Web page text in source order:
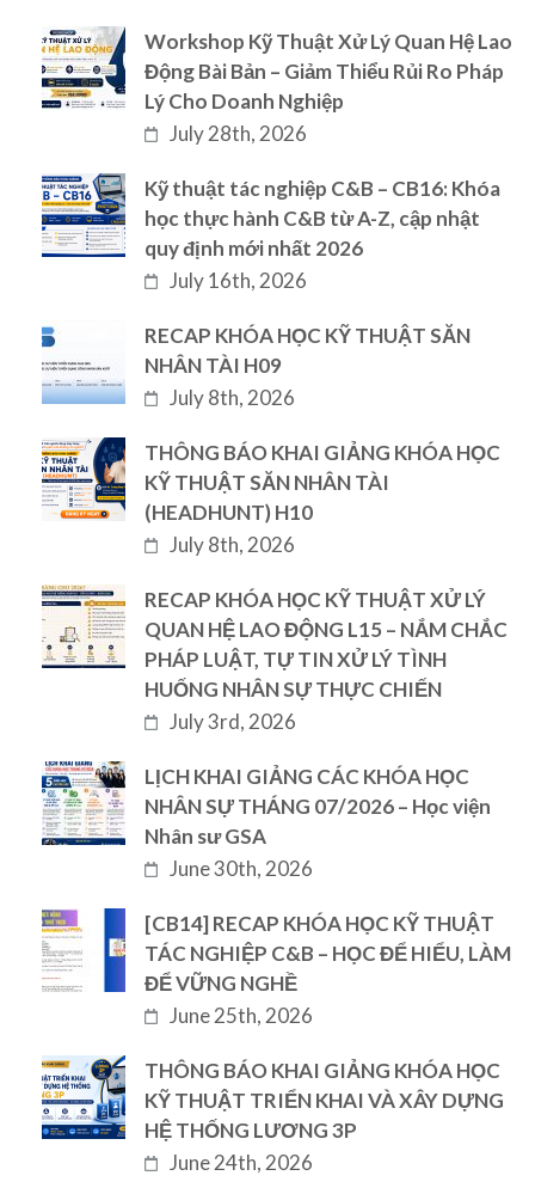
Workshop Kỹ Thuật Xử Lý Quan Hệ Lao
Động Bài Bản – Giảm Thiểu Rủi Ro Pháp
Lý Cho Doanh Nghiệp
July 28th, 2026
Kỹ thuật tác nghiệp C&B – CB16: Khóa
học thực hành C&B từ A-Z, cập nhật
quy định mới nhất 2026
July 16th, 2026
RECAP KHÓA HỌC KỸ THUẬT SĂN
NHÂN TÀI H09
July 8th, 2026
THÔNG BÁO KHAI GIẢNG KHÓA HỌC
KỸ THUẬT SĂN NHÂN TÀI
(HEADHUNT) H10
July 8th, 2026
RECAP KHÓA HỌC KỸ THUẬT XỬ LÝ
QUAN HỆ LAO ĐỘNG L15 – NẮM CHẮC
PHÁP LUẬT, TỰ TIN XỬ LÝ TÌNH
HUỐNG NHÂN SỰ THỰC CHIẾN
July 3rd, 2026
LỊCH KHAI GIẢNG CÁC KHÓA HỌC
NHÂN SỰ THÁNG 07/2026 – Học viện
Nhân sư GSA
June 30th, 2026
[CB14] RECAP KHÓA HỌC KỸ THUẬT
TÁC NGHIỆP C&B – HỌC ĐỂ HIỂU, LÀM
ĐỂ VỮNG NGHỀ
June 25th, 2026
THÔNG BÁO KHAI GIẢNG KHÓA HỌC
KỸ THUẬT TRIỂN KHAI VÀ XÂY DỰNG
HỆ THỐNG LƯƠNG 3P
June 24th, 2026